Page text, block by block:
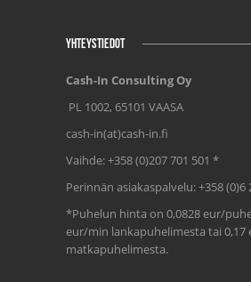
YHTEYSTIEDOT
Cash-In Consulting Oy
PL 1002, 65101 VAASA
cash-in(at)cash-in.fi
Vaihde: +358 (0)207 701 501 *
Perinnän asiakaspalvelu: +358 (0)6
*Puhelun hinta on 0,0828 eur/
eur/min lankapuhelimesta tai 0,17
matkapuhelimesta.